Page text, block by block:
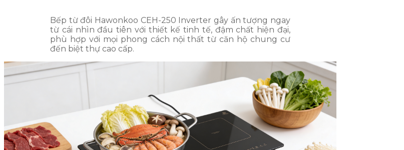
Bếp từ đôi Hawonkoo CEH-250 Inverter gây ấn tượng ngay
từ cái nhìn đầu tiên với thiết kế tinh tế, đậm chất hiện đại,
phù hợp với mọi phong cách nội thất từ căn hộ chung cư
đến biệt thự cao cấp.